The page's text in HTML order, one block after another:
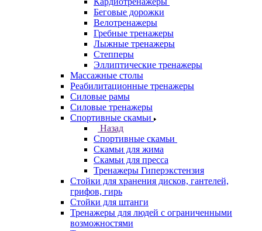
Беговые дорожки
Велотренажеры
Гребные тренажеры
Лыжные тренажеры
Степперы
Эллиптические тренажеры
Массажные столы
Реабилитационные тренажеры
Силовые рамы
Силовые тренажеры
Спортивные скамьи
Назад
Спортивные скамьи
Скамьи для жима
Скамьи для пресса
Тренажеры Гиперэкстензия
Стойки для хранения дисков, гантелей,
грифов, гирь
Стойки для штанги
Тренажеры для людей с ограниченными
возможностями